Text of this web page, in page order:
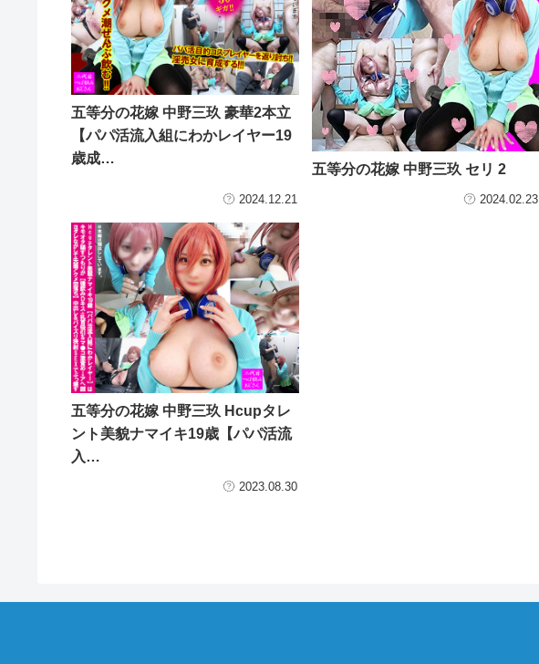
五等分の花嫁 中野三玖 豪華2本立
【パパ活流入組にわかレイヤー19
歳成…
2024.12.21
五等分の花嫁 中野三玖 セリ 2
2024.02.23
五等分の花嫁 中野三玖 Hcupタレ
ント美貌ナマイキ19歳【パパ活流
入…
2023.08.30